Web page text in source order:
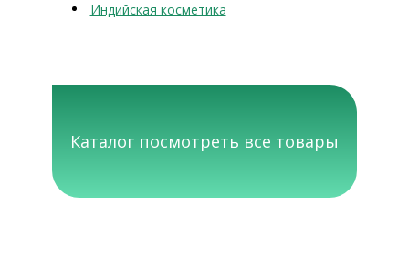
Индийская косметика
Каталог посмотреть все товары